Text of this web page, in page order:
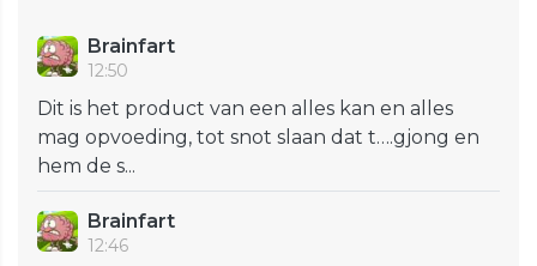
Brainfart
12:50
Dit is het product van een alles kan en alles
mag opvoeding, tot snot slaan dat t….gjong en
hem de s...
Brainfart
12:46